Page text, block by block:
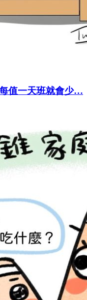
值一天班就會少…